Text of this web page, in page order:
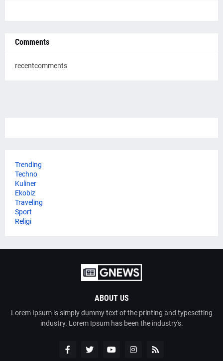
Comments
recentcomments
Trending
Techno
Kuliner
Ekobiz
Traveling
Sport
Religi
ABOUT US
Lorem Ipsum is simply dummy text of the printing and typesetting
industry. Lorem Ipsum has been the industry's.